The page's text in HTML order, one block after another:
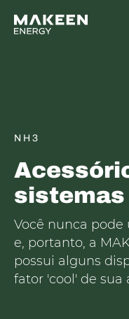
NH3
sistemas
Você nunca pode
e, portanto, a
possui alguns
fator 'cool' de sua